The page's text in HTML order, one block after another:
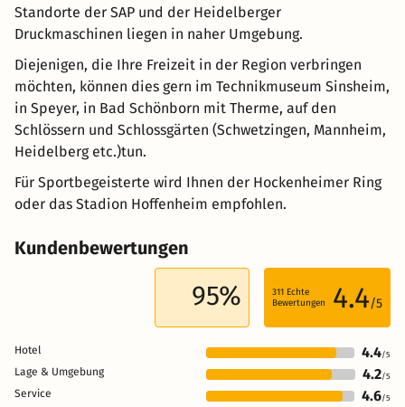
Standorte der SAP und der Heidelberger
Druckmaschinen liegen in naher Umgebung.
Diejenigen, die Ihre Freizeit in der Region verbringen
möchten, können dies gern im Technikmuseum Sinsheim,
in Speyer, in Bad Schönborn mit Therme, auf den
Schlössern und Schlossgärten (Schwetzingen, Mannheim,
Heidelberg etc.)tun.
Für Sportbegeisterte wird Ihnen der Hockenheimer Ring
oder das Stadion Hoffenheim empfohlen.
Kundenbewertungen
95% 311 Echte
Bewertungen
4.4/5
Hotel 4.4/5
Lage & Umgebung 4.2/5
Service 4.6/5